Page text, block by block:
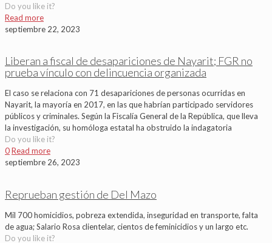
Do you like it?
Read more
septiembre 22, 2023
Liberan a fiscal de desapariciones de Nayarit; FGR no
prueba vínculo con delincuencia organizada
El caso se relaciona con 71 desapariciones de personas ocurridas en
Nayarit, la mayoría en 2017, en las que habrían participado servidores
públicos y criminales. Según la Fiscalía General de la República, que lleva
la investigación, su homóloga estatal ha obstruido la indagatoria
Do you like it?
0Read more
septiembre 26, 2023
Reprueban gestión de Del Mazo
Mil 700 homicidios, pobreza extendida, inseguridad en transporte, falta
de agua; Salario Rosa clientelar, cientos de feminicidios y un largo etc.
Do you like it?